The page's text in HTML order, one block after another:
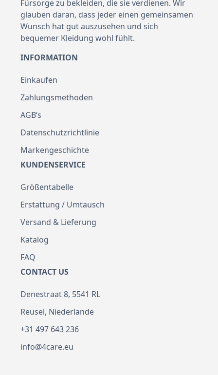
Fürsorge zu bekleiden, die sie verdienen. Wir
glauben daran, dass jeder einen gemeinsamen
Wunsch hat gut auszusehen und sich
bequemer Kleidung wohl fühlt.
INFORMATION
Einkaufen
Zahlungsmethoden
AGB‘s
Datenschutzrichtlinie
Markengeschichte
KUNDENSERVICE
Größentabelle
Erstattung / Umtausch
Versand & Lieferung
Katalog
FAQ
CONTACT US
Denestraat 8, 5541 RL
Reusel, Niederlande
+31 497 643 236
info@4care.eu